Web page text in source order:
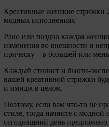
Креативные женские стрижки
модных исполнениях
Рано или поздно каждая
изменения во внешности и
прическу – в большей или
Каждый стилист и бьюти-
вашей креативной стрижки
и имидж в целом.
Поэтому, если вам что-то не
стиле, тогда начните с
сегодняшний день